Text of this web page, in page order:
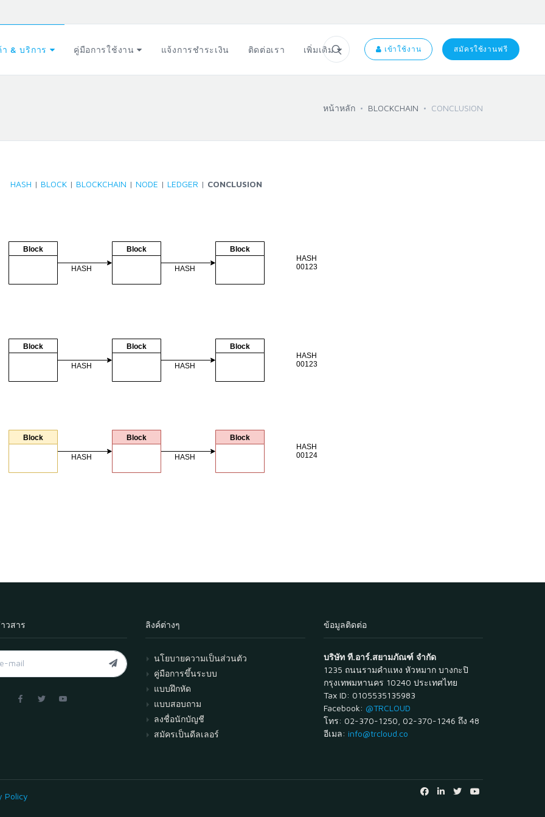
& บริการ คู่มือการใช้งาน แจ้งการชำระเงิน ติดต่อเรา เพิ่มเติม เข้าใช้งาน สมัครใช้งานฟรี
หน้าหลัก BLOCKCHAIN CONCLUSION
HASH | BLOCK | BLOCKCHAIN | NODE | LEDGER | CONCLUSION
Block Block Block
HASH HASH
HASH
00123
Block Block Block
HASH HASH
HASH
00123
Block Block Block
HASH HASH
HASH
00124
วสาร ลิงค์ต่างๆ
นโยบายความเป็นส่วนตัว
คู่มือการขึ้นระบบ
แบบฝึกหัด
แบบสอบถาม
ลงชื่อนักบัญชี
สมัครเป็นดีลเลอร์
ข้อมูลติดต่อ
บริษัท ที.อาร์.สยามภัณฑ์ จำกัด
1235 ถนนรามคำแหง หัวหมาก บางกะปิ
กรุงเทพมหานคร 10240 ประเทศไทย
Tax ID: 0105535135983
Facebook: @TRCLOUD
โทร: 02-370-1250, 02-370-1246 ถึง 48
อีเมล: info@trcloud.co
Policy